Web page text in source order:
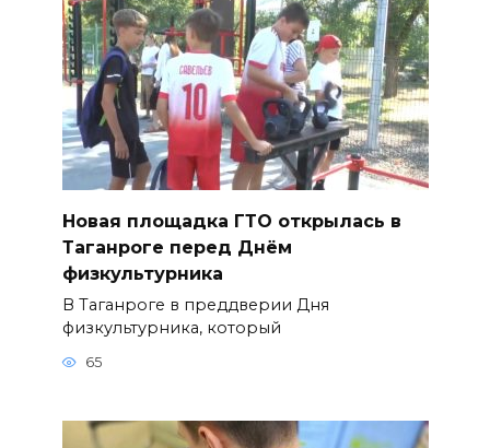
Новая площадка ГТО открылась в
Таганроге перед Днём
физкультурника
В Таганроге в преддверии Дня
физкультурника, который
65